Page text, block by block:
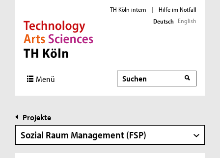
Direkt zur Hauptnavigation
Direkt zur Subnavigation
Direkt zum Inhalt
Direkt zum Fußbereich
TH Köln intern |
Hilfe im Notfall
Deutsch English
Menü Suche
Suche
Projekte
Sozial Raum Management (FSP)